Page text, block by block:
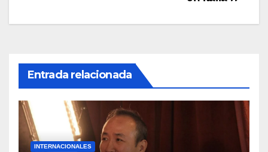
Entrada relacionada
INTERNACIONALES